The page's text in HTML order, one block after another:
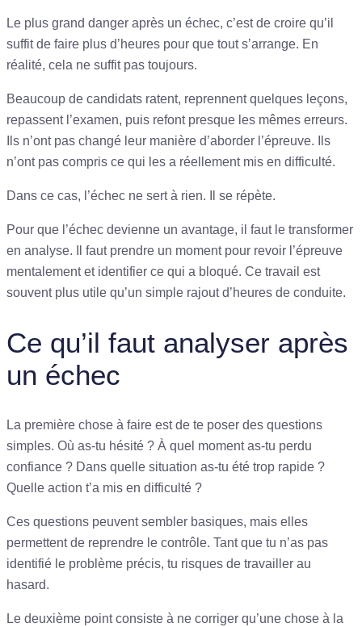
Le plus grand danger après un échec, c’est de croire qu’il
suffit de faire plus d’heures pour que tout s’arrange. En
réalité, cela ne suffit pas toujours.
Beaucoup de candidats ratent, reprennent quelques leçons,
repassent l’examen, puis refont presque les mêmes erreurs.
Ils n’ont pas changé leur manière d’aborder l’épreuve. Ils
n’ont pas compris ce qui les a réellement mis en difficulté.
Dans ce cas, l’échec ne sert à rien. Il se répète.
Pour que l’échec devienne un avantage, il faut le transformer
en analyse. Il faut prendre un moment pour revoir l’épreuve
mentalement et identifier ce qui a bloqué. Ce travail est
souvent plus utile qu’un simple rajout d’heures de conduite.
Ce qu’il faut analyser après
un échec
La première chose à faire est de te poser des questions
simples. Où as-tu hésité ? À quel moment as-tu perdu
confiance ? Dans quelle situation as-tu été trop rapide ?
Quelle action t’a mis en difficulté ?
Ces questions peuvent sembler basiques, mais elles
permettent de reprendre le contrôle. Tant que tu n’as pas
identifié le problème précis, tu risques de travailler au
hasard.
Le deuxième point consiste à ne corriger qu’une chose à la